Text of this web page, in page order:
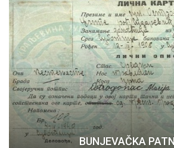
BUNJEVAČKA